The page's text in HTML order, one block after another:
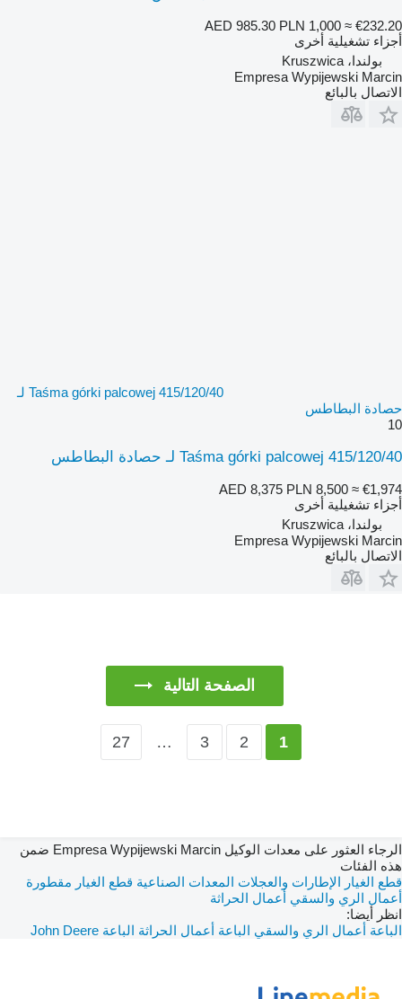
AED 985.30 PLN 1,000 ≈ €232.20
أجزاء تشغيلية أخرى
بولندا، Kruszwica
Empresa Wypijewski Marcin
الاتصال بالبائع
Taśma górki palcowej 415/120/40 لـ
حصادة البطاطس
10
Taśma górki palcowej 415/120/40 لـ حصادة البطاطس
AED 8,375 PLN 8,500 ≈ €1,974
أجزاء تشغيلية أخرى
بولندا، Kruszwica
Empresa Wypijewski Marcin
الاتصال بالبائع
الصفحة التالية
1
2
3
…
27
الرجاء العثور على معدات الوكيل Empresa Wypijewski Marcin ضمن
هذه الفئات
قطع الغيار الإطارات والعجلات المعدات الصناعية قطع الغيار مقطورة
أعمال الري والسقي أعمال الحراثة
انظر أيضا:
الباعة أعمال الري والسقي الباعة أعمال الحراثة الباعة John Deere